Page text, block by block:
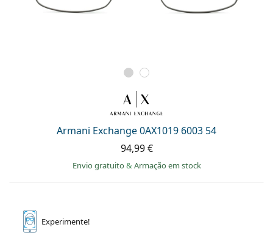
Armani Exchange 0AX1019 6003 54
94,99 €
Envio gratuito& Armação em stock
Experimente!